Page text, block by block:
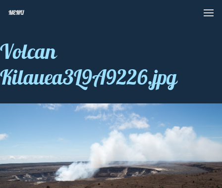
MENU
Volcan
Kilauea3L9A9226.jpg